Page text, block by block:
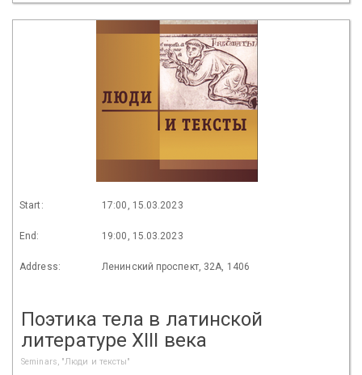
Start: 17:00, 15.03.2023
End: 19:00, 15.03.2023
Address: Ленинский проспект, 32А, 1406
Поэтика тела в латинской
литературе XIII века
Seminars, "Люди и тексты"